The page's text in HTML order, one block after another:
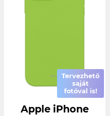
Tervezhető
saját
fotóval is!
Apple iPhone